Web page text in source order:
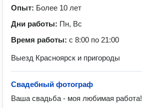
Опыт: Более 10 лет
Дни работы: Пн, Вс
Время работы: с 8:00 по 21:00
Выезд Красноярск и пригороды
Свадебный фотограф
Ваша свадьба - моя любимая работа!